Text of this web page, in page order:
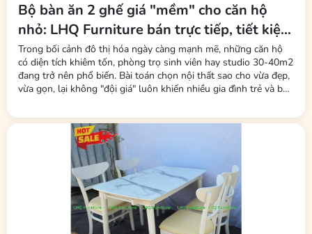
Bộ bàn ăn 2 ghế giá "mềm" cho căn hộ
nhỏ: LHQ Furniture bán trực tiếp, tiết kiệm
tối đa phí trung gian
Trong bối cảnh đô thị hóa ngày càng mạnh mẽ, những căn hộ
có diện tích khiêm tốn, phòng trọ sinh viên hay studio 30-40m2
đang trở nên phổ biến. Bài toán chọn nội thất sao cho vừa đẹp,
vừa gọn, lại không "đội giá" luôn khiến nhiều gia đình trẻ và bạn
Cao Su) đã tung ra thị trường dòng sản phẩm bộ bàn ăn 2 ghế